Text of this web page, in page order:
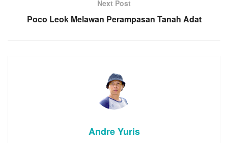
Next Post
Poco Leok Melawan Perampasan Tanah Adat
Andre Yuris